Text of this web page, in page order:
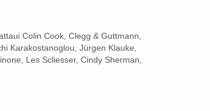
Colin Cook, Clegg & Guttmann,
Karakostanoglou, Jürgen Klauke,
Les Scliesser, Cindy Sherman,